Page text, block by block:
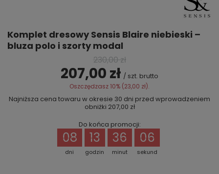
Komplet dresowy Sensis Blaire niebieski –
bluza polo i szorty modal
230,00 zł
207,00 zł / szt. brutto
Oszczędzasz10% (23,00 zł).
Najniższa cena towaru w okresie 30 dni przed wprowadzeniem
obniżki 207,00 zł
Do końca promocji:
dni
08
godzin
13
minut
36
sekund
06